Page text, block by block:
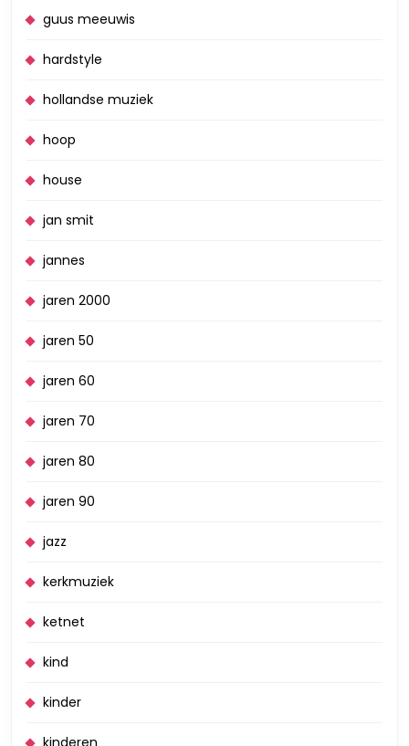
guus meeuwis
hardstyle
hollandse muziek
hoop
house
jan smit
jannes
jaren 2000
jaren 50
jaren 60
jaren 70
jaren 80
jaren 90
jazz
kerkmuziek
ketnet
kind
kinder